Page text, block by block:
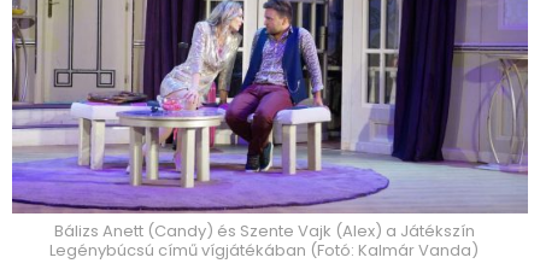
Bálizs Anett (Candy) és Szente Vajk (Alex) a Játékszín
Legénybúcsú című vígjátékában (Fotó: Kalmár Vanda)